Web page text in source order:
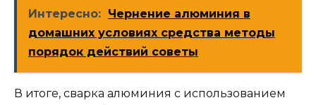
Интересно: Чернение алюминия в
домашних условиях средства методы
порядок действий советы
В итоге, сварка алюминия с использованием